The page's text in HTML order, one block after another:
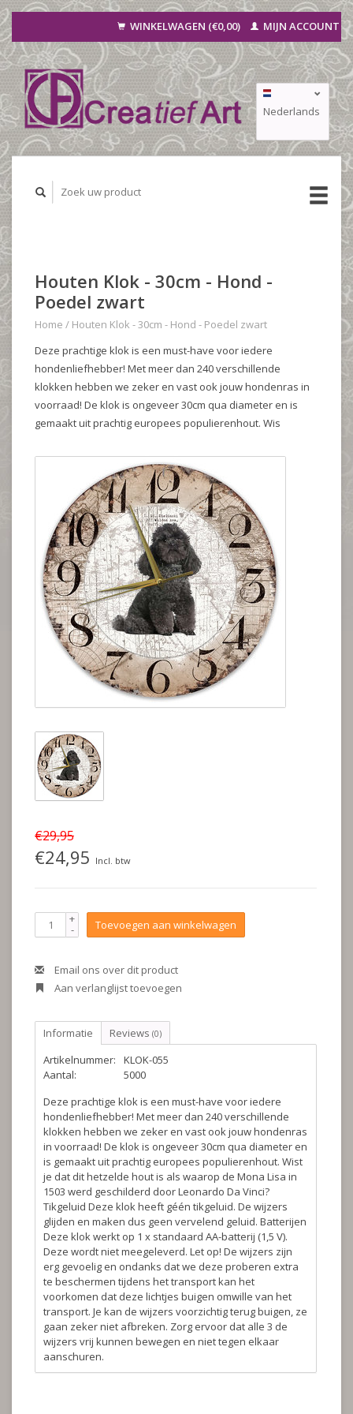
WINKELWAGEN (€0,00) MIJN ACCOUNT
Nederlands
Deutsch
Houten Klok - 30cm - Hond -
Poedel zwart
Home / Houten Klok - 30cm - Hond - Poedel zwart
Deze prachtige klok is een must-have voor iedere
hondenliefhebber! Met meer dan 240 verschillende
klokken hebben we zeker en vast ook jouw hondenras in
voorraad! De klok is ongeveer 30cm qua diameter en is
gemaakt uit prachtig europees populierenhout. Wis
€29,95
€24,95 Incl. btw
+
- Toevoegen aan winkelwagen
Email ons over dit product
Aan verlanglijst toevoegen
Informatie Reviews (0)
Artikelnummer:
KLOK-055
Aantal:
5000
Deze prachtige klok is een must-have voor iedere
hondenliefhebber! Met meer dan 240 verschillende
klokken hebben we zeker en vast ook jouw hondenras
in voorraad! De klok is ongeveer 30cm qua diameter en
is gemaakt uit prachtig europees populierenhout. Wist
je dat dit hetzelde hout is als waarop de Mona Lisa in
1503 werd geschilderd door Leonardo Da Vinci?
Tikgeluid Deze klok heeft géén tikgeluid. De wijzers
glijden en maken dus geen vervelend geluid. Batterijen
Deze klok werkt op 1 x standaard AA-batterij (1,5 V).
Deze wordt niet meegeleverd. Let op! De wijzers zijn
erg gevoelig en ondanks dat we deze proberen extra
te beschermen tijdens het transport kan het
voorkomen dat deze lichtjes buigen omwille van het
transport. Je kan de wijzers voorzichtig terug buigen, ze
gaan zeker niet afbreken. Zorg ervoor dat alle 3 de
wijzers vrij kunnen bewegen en niet tegen elkaar
aanschuren.